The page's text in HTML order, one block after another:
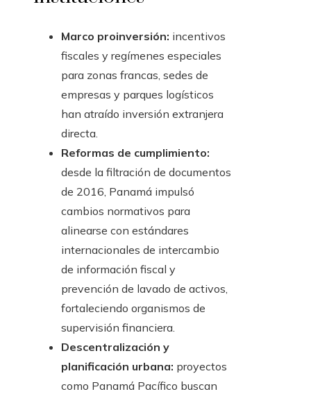
Marco proinversión: incentivos
fiscales y regímenes especiales
para zonas francas, sedes de
empresas y parques logísticos
han atraído inversión extranjera
directa.
Reformas de cumplimiento:
desde la filtración de documentos
de 2016, Panamá impulsó
cambios normativos para
alinearse con estándares
internacionales de intercambio
de información fiscal y
prevención de lavado de activos,
fortaleciendo organismos de
supervisión financiera.
Descentralización y
planificación urbana: proyectos
como Panamá Pacífico buscan